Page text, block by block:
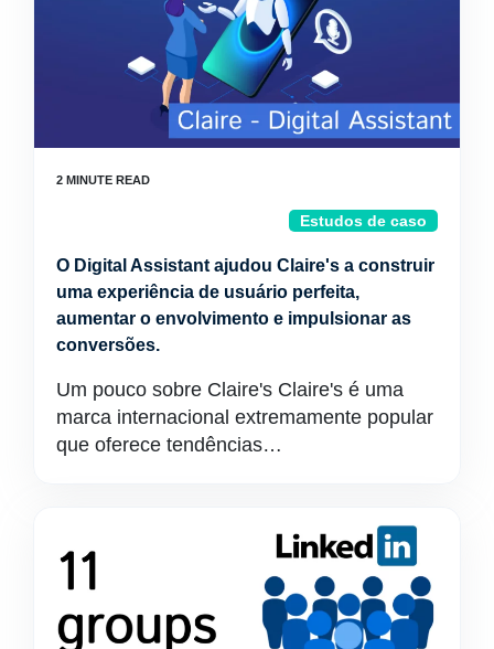
Estudos de caso
O Digital Assistant ajudou Claire's a construir
uma experiência de usuário perfeita,
aumentar o envolvimento e impulsionar as
conversões.
Um pouco sobre Claire's Claire's é uma
marca internacional extremamente popular
que oferece tendências…